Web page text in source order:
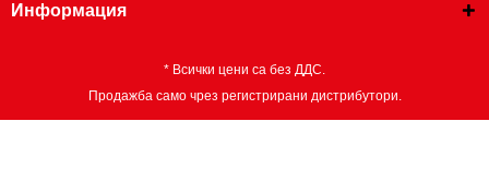
Информация
* Всички цени са без ДДС.
Продажба само чрез регистрирани дистрибутори.